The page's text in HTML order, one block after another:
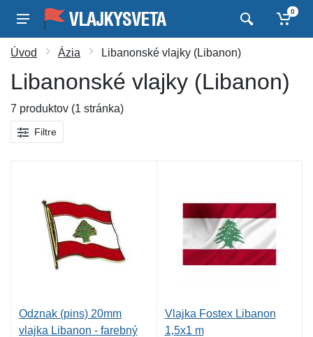
0
Úvod Ázia Libanonské vlajky (Libanon)
Libanonské vlajky (Libanon)
7 produktov (1 stránka)
Filtre
Odznak (pins) 20mm
vlajka Libanon - farebný
Vlajka Fostex Libanon
1,5x1 m